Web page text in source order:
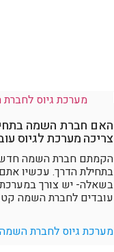
האם חברת השמה
צריכה מערכת לגיוס
הקמתם חברת השמה
בתחילת הדרך. עכשיו
בשאלה- יש צורך במערכת
עובדים לחברת השמה
מערכת גיוס לחברת השמה